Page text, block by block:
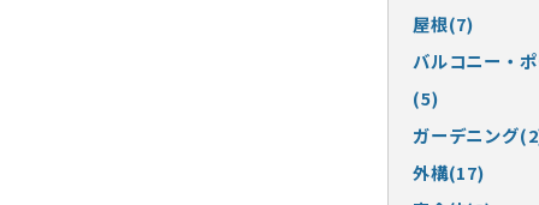
屋根(7)
バルコニー・
(5)
ガーデニング
外構(17)